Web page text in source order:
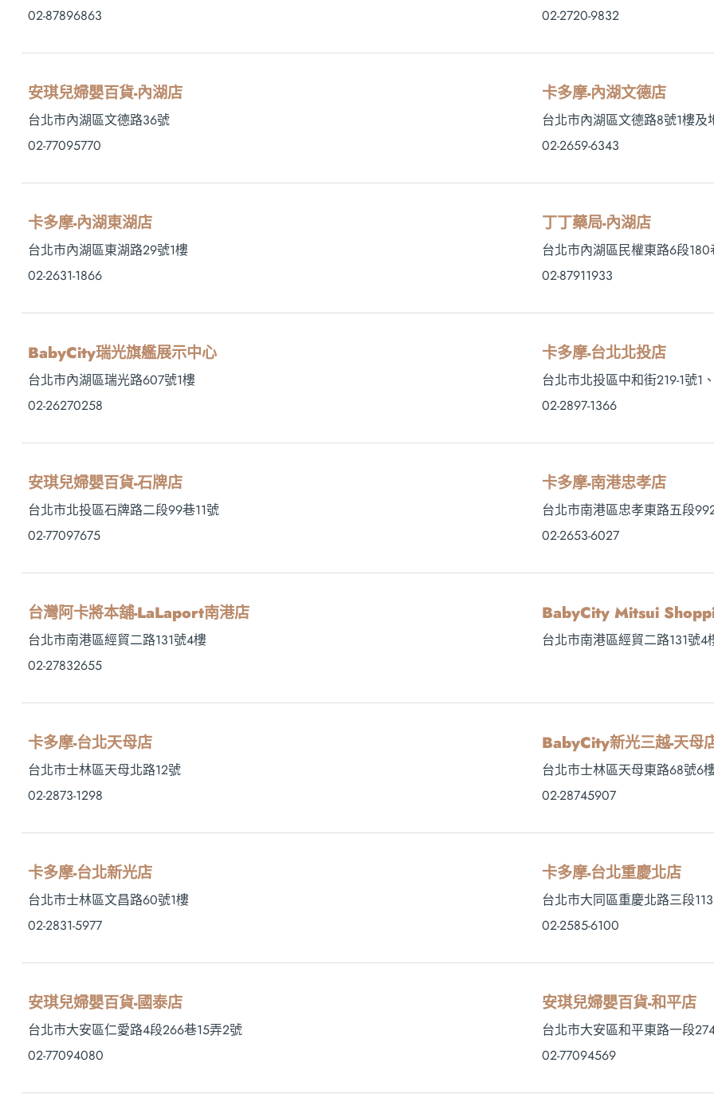
02-87896863
02-2720-9832
安琪兒婦嬰百貨-內湖店
台北市內湖區文德路36號
02-77095770
卡多摩-內湖文德店
台北市內湖區文德路8號1樓及
02-2659-6343
卡多摩-內湖東湖店
台北市內湖區東湖路29號1樓
02-2631-1866
丁丁藥局-內湖店
台北市內湖區民權東路6段
02-87911933
BabyCity瑞光旗艦展示中心
台北市內湖區瑞光路607號1樓
02-26270258
卡多摩-台北北投店
台北市北投區中和街219-1號1
02-2897-1366
安琪兒婦嬰百貨-石牌店
台北市北投區石牌路二段99巷11號
02-77097675
卡多摩-南港忠孝店
台北市南港區忠孝東路五段
02-2653-6027
台灣阿卡將本舖-LaLaport南港店
台北市南港區經貿二路131號4樓
02-27832655
BabyCity Mitsui
台北市南港區經貿二路131號4
卡多摩-台北天母店
台北市士林區天母北路12號
02-2873-1298
BabyCity新光三越-天母
台北市士林區天母東路68號6
02-28745907
卡多摩-台北新光店
台北市士林區文昌路60號1樓
02-2831-5977
卡多摩-台北重慶北店
台北市大同區重慶北路三段
02-2585-6100
安琪兒婦嬰百貨-國泰店
台北市大安區仁愛路4段266巷15弄2號
02-77094080
安琪兒婦嬰百貨-和平店
台北市大安區和平東路一段
02-77094569